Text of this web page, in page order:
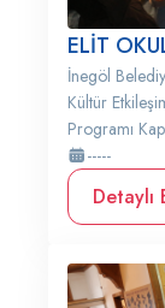
ELİT
İnegöl
Kültür
Programı
-----
Detaylı